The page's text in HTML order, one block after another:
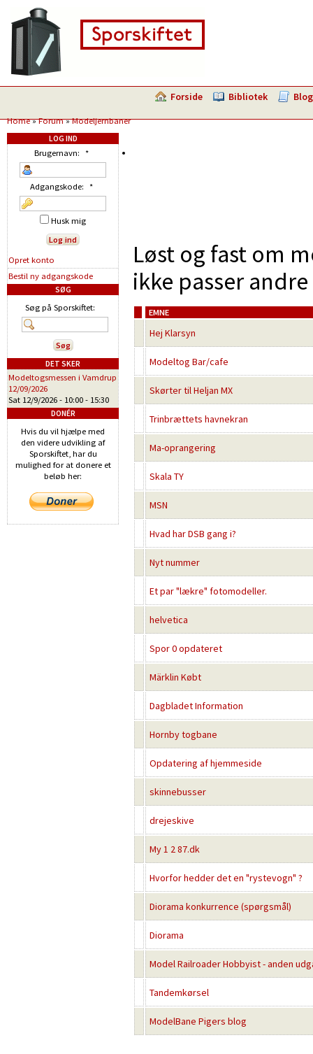
Forside Bibliotek Blog
Home»Forum»Modeljernbaner
Løst og fast om
ikke passer
EMNE
Hej Klarsyn
Modeltog Bar/cafe
Skørter til Heljan MX
Trinbrættets havnekran
Ma-oprangering
Skala TY
MSN
Hvad har DSB gang i?
Nyt nummer
Et par "lækre" fotomodeller.
helvetica
Spor 0 opdateret
Märklin Købt
Dagbladet Information
Hornby togbane
Opdatering af hjemmeside
skinnebusser
drejeskive
My 1 2 87.dk
Hvorfor hedder det en "rystevogn" ?
Diorama konkurrence (spørgsmål)
Diorama
Model Railroader Hobbyist - anden
Tandemkørsel
ModelBane Pigers blog
LOG IND
Brugernavn: *
Adgangskode: *
Husk mig
Opret konto
Bestil ny adgangskode
SØG
Søg på Sporskiftet:
DET SKER
Modeltogsmessen i Vamdrup
12/09/2026
Sat 12/9/2026 - 10:00 - 15:30
DONÉR
Hvis du vil hjælpe med
den videre udvikling af
Sporskiftet, har du
mulighed for at donere et
beløb her: